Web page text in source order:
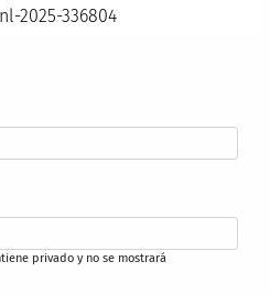
2025-336804
privado y no se mostrará